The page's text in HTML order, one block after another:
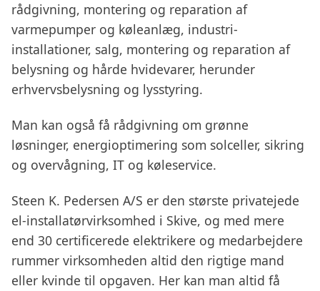
rådgivning, montering og reparation af
varmepumper og køleanlæg, industri-
installationer, salg, montering og reparation af
belysning og hårde hvidevarer, herunder
erhvervsbelysning og lysstyring.
Man kan også få rådgivning om grønne
løsninger, energioptimering som solceller, sikring
og overvågning, IT og køleservice.
Steen K. Pedersen A/S er den største privatejede
el-installatørvirksomhed i Skive, og med mere
end 30 certificerede elektrikere og medarbejdere
rummer virksomheden altid den rigtige mand
eller kvinde til opgaven. Her kan man altid få